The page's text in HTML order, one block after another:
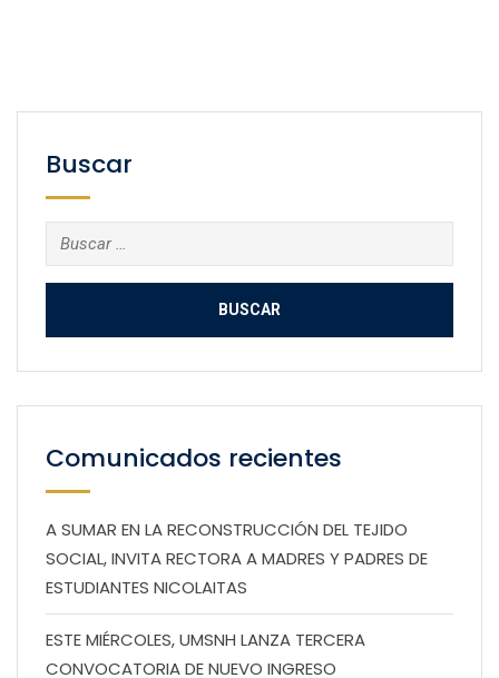
Buscar
Buscar:
Comunicados recientes
A SUMAR EN LA RECONSTRUCCIÓN DEL TEJIDO
SOCIAL, INVITA RECTORA A MADRES Y PADRES DE
ESTUDIANTES NICOLAITAS
ESTE MIÉRCOLES, UMSNH LANZA TERCERA
CONVOCATORIA DE NUEVO INGRESO